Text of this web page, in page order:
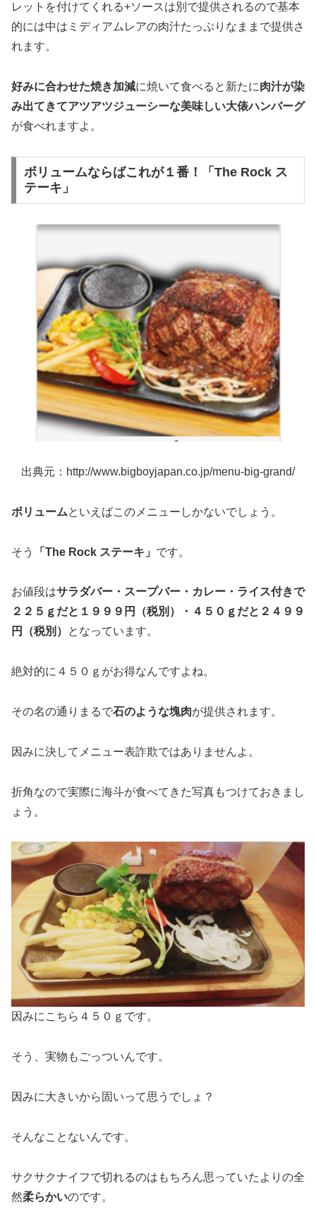
レットを付けてくれる+ソースは別で提供されるので基本
的には中はミディアムレアの肉汁たっぷりなままで提供さ
れます。
好みに合わせた焼き加減に焼いて食べると新たに肉汁が染
み出てきてアツアツジューシーな美味しい大俵ハンバーグ
が食べれますよ。
ボリュームならばこれが１番！「The Rock ス
テーキ」
出典元：http://www.bigboyjapan.co.jp/menu-big-grand/
ボリュームといえばこのメニューしかないでしょう。
そう 「The Rock ステーキ」 です。
お値段はサラダバー・スープバー・カレー・ライス付きで
２２５ｇだと１９９９円（税別）・４５０ｇだと２４９９
円（税別）
となっています。
絶対的に４５０ｇがお得なんですよね。
その名の通りまるで石のような塊肉が提供されます。
因みに決してメニュー表詐欺ではありませんよ。
折角なので実際に海斗が食べてきた写真もつけておきまし
ょう。
因みにこちら４５０ｇです。
そう、実物もごっついんです。
因みに大きいから固いって思うでしょ？
そんなことないんです。
サクサクナイフで切れるのはもちろん思っていたよりの全
然柔らかいのです。